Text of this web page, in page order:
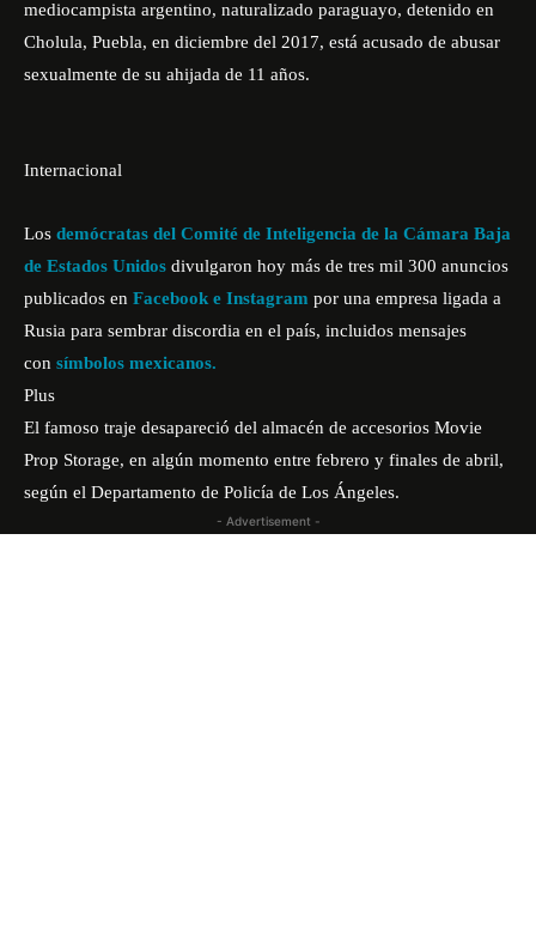
mediocampista argentino, naturalizado paraguayo, detenido en
Cholula, Puebla, en diciembre del 2017, está acusado de abusar
sexualmente de su ahijada de 11 años.
Internacional
Los demócratas del Comité de Inteligencia de la Cámara Baja
de Estados Unidos divulgaron hoy más de tres mil 300 anuncios
publicados en Facebook e Instagram por una empresa ligada a
Rusia para sembrar discordia en el país, incluidos mensajes
con símbolos mexicanos.
Plus
El famoso traje desapareció del almacén de accesorios Movie
Prop Storage, en algún momento entre febrero y finales de abril,
según el Departamento de Policía de Los Ángeles.
- Advertisement -